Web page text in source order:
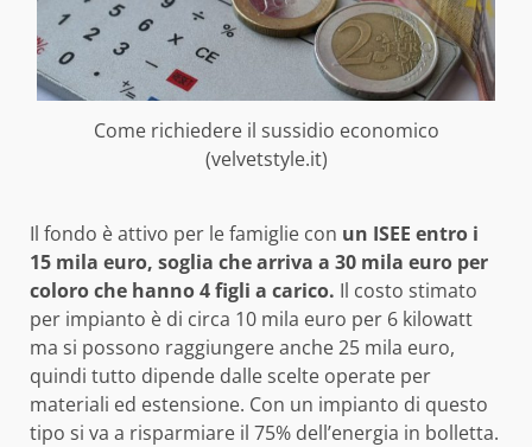
Come richiedere il sussidio economico
(velvetstyle.it)
Il fondo è attivo per le famiglie con un ISEE entro i
15 mila euro, soglia che arriva a 30 mila euro per
coloro che hanno 4 figli a carico. Il costo stimato
per impianto è di circa 10 mila euro per 6 kilowatt
ma si possono raggiungere anche 25 mila euro,
quindi tutto dipende dalle scelte operate per
materiali ed estensione. Con un impianto di questo
tipo si va a risparmiare il 75% dell’energia in bolletta.